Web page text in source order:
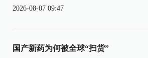
2026-08-07 09:47
国产新药为何被全球“扫货”